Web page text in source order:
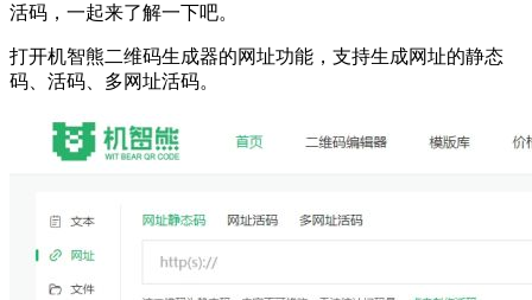
活码，一起来了解一下吧。
打开机智熊二维码生成器的网址功能，支持生成网址的静态
码、活码、多网址活码。